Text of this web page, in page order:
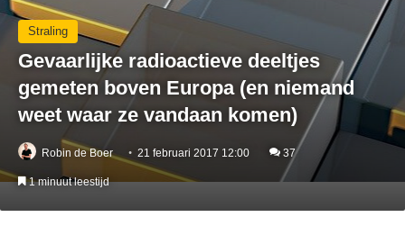
Straling
Gevaarlijke radioactieve deeltjes
gemeten boven Europa (en niemand
weet waar ze vandaan komen)
Robin de Boer 21 februari 2017 12:00 37
1 minuut leestijd